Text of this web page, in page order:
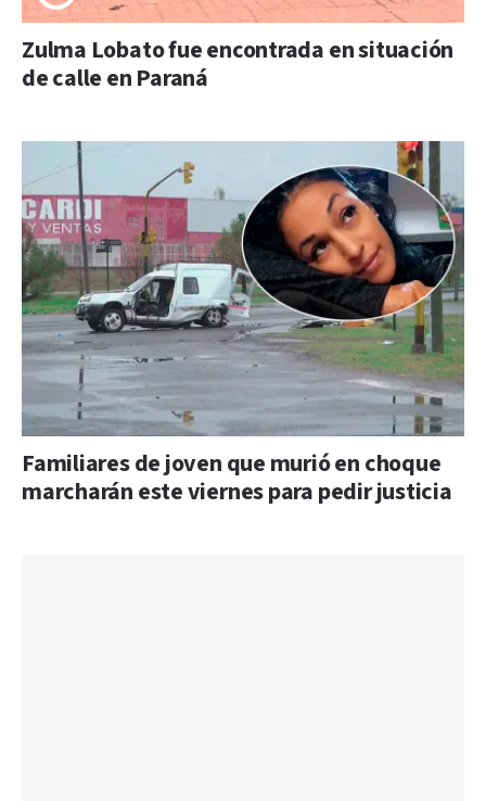
Zulma Lobato fue encontrada en situación
de calle en Paraná
Familiares de joven que murió en choque
marcharán este viernes para pedir justicia